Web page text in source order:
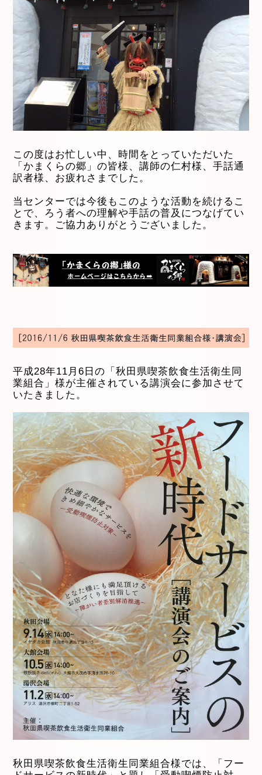
この度はお忙しい中、時間をとっていただいた
「かまくらの郷」の皆様、講師の仁村様、手話通
訳者様、お疲れさまでした。
当センターでは今後もこのような活動を続けるこ
とで、ろう者への理解や手話の普及につなげてい
きます。ご協力ありがとうございました。
平成28年11月6日の「秋田県喫茶飲食生活衛生同
業組合」様が主催されている講演会に参加させて
いたきました。
秋田県喫茶飲食生活衛生同業組合様では、「フー